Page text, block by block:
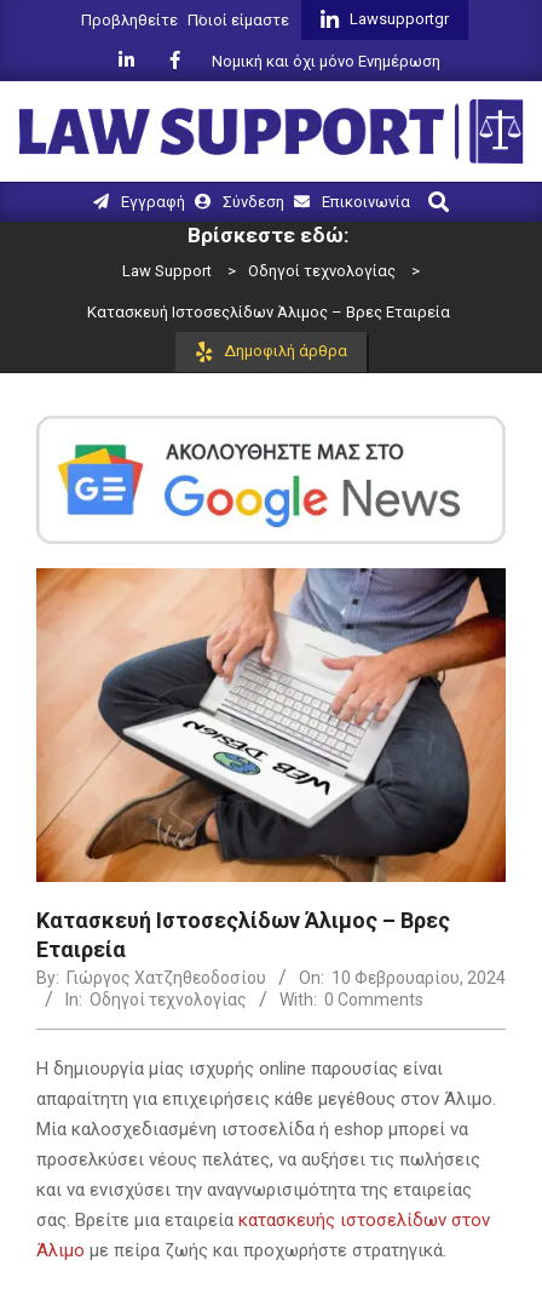
Προβληθείτε Ποιοί είμαστε Lawsupportgr
Νομική και όχι μόνο Ενημέρωση
LAW
SUPPORT
Navigation
Εγγραφή Σύνδεση Επικοινωνία
Search
Βρίσκεστε εδώ:
Law Support > Οδηγοί τεχνολογίας >
Κατασκευή Ιστοσεςλίδων Άλιμος – Βρες Εταιρεία
Δημοφιλή άρθρα
Κατασκευή Ιστοσεςλίδων Άλιμος – Βρες
Εταιρεία
By: Γιώργος Χατζηθεοδοσίου On: 10 Φεβρουαρίου, 2024
In: Οδηγοί τεχνολογίας With: 0 Comments
Η δημιουργία μίας ισχυρής online παρουσίας είναι
απαραίτητη για επιχειρήσεις κάθε μεγέθους στον Άλιμο.
Μία καλοσχεδιασμένη ιστοσελίδα ή eshop μπορεί να
προσελκύσει νέους πελάτες, να αυξήσει τις πωλήσεις
και να ενισχύσει την αναγνωρισιμότητα της εταιρείας
σας. Βρείτε μια εταιρεία κατασκευής ιστοσελίδων στον
Άλιμο με πείρα ζωής και προχωρήστε στρατηγικά.